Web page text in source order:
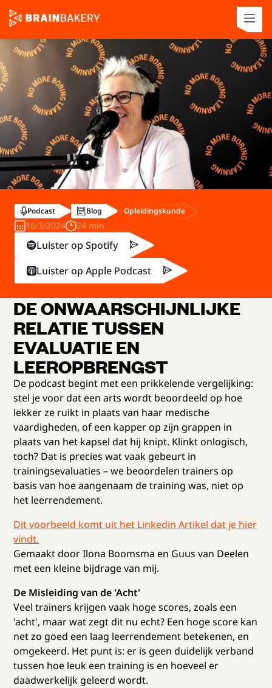
DE ONWAARSCHIJNLIJKE
RELATIE TUSSEN
EVALUATIE EN
LEEROPBRENGST
De podcast begint met een prikkelende vergelijking:
stel je voor dat een arts wordt beoordeeld op hoe
lekker ze ruikt in plaats van haar medische
vaardigheden, of een kapper op zijn grappen in
plaats van het kapsel dat hij knipt. Klinkt onlogisch,
toch? Dat is precies wat vaak gebeurt in
trainingsevaluaties – we beoordelen trainers op
basis van hoe aangenaam de training was, niet op
het leerrendement.
Dit voorbeeld komt uit het Linkedin Artikel dat je hier
vindt.
Gemaakt door Ilona Boomsma en Guus van Deelen
met een kleine bijdrage van mij.
De Misleiding van de 'Acht'
Veel trainers krijgen vaak hoge scores, zoals een
'acht', maar wat zegt dit nu echt? Een hoge score kan
net zo goed een laag leerrendement betekenen, en
omgekeerd. Het punt is: er is geen duidelijk verband
tussen hoe leuk een training is en hoeveel er
daadwerkelijk geleerd wordt.
Podcast Blog Opleidingskunde
16/3/2024 24 min
Luister op Spotify
Luister op Apple Podcast